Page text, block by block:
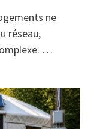
ne
réseau,
…